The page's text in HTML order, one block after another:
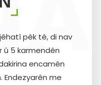
pêk tê, di nav
û 5 karmendên
encamên
me